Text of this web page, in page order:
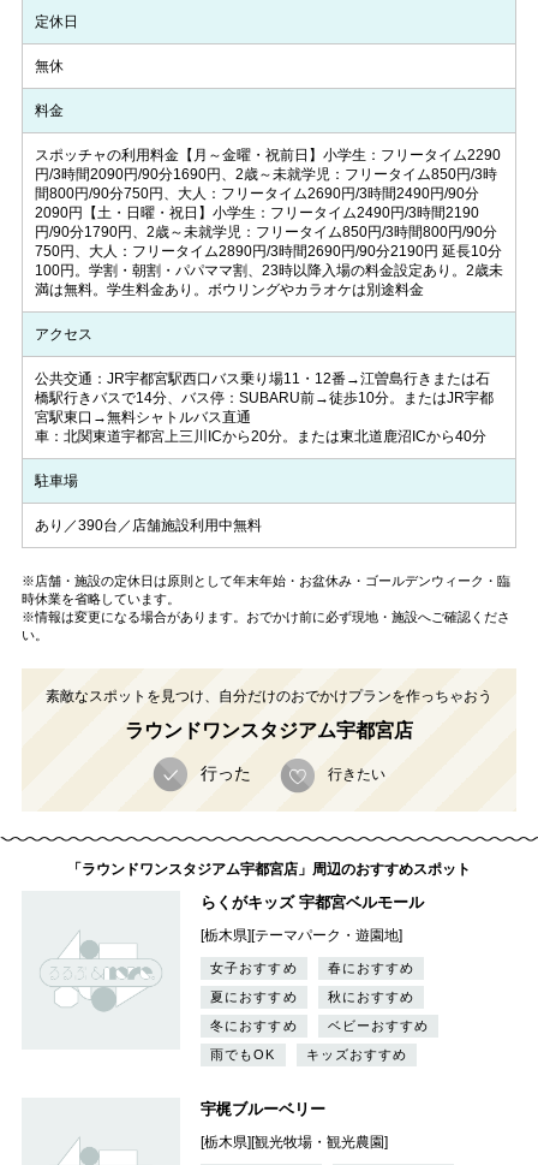
定休日
無休
料金
スポッチャの利用料金【月～金曜・祝前日】小学生：フリータイム2290
円/3時間2090円/90分1690円、2歳～未就学児：フリータイム850円/3時
間800円/90分750円、大人：フリータイム2690円/3時間2490円/90分
2090円【土・日曜・祝日】小学生：フリータイム2490円/3時間2190
円/90分1790円、2歳～未就学児：フリータイム850円/3時間800円/90分
750円、大人：フリータイム2890円/3時間2690円/90分2190円 延長10分
100円。学割・朝割・パパママ割、23時以降入場の料金設定あり。2歳未
満は無料。学生料金あり。ボウリングやカラオケは別途料金
アクセス
公共交通：JR宇都宮駅西口バス乗り場11・12番→江曽島行きまたは石
橋駅行きバスで14分、バス停：SUBARU前→徒歩10分。またはJR宇都
宮駅東口→無料シャトルバス直通
車：北関東道宇都宮上三川ICから20分。または東北道鹿沼ICから40分
駐車場
あり／390台／店舗施設利用中無料
※店舗・施設の定休日は原則として年末年始・お盆休み・ゴールデンウィーク・臨
時休業を省略しています。
※情報は変更になる場合があります。おでかけ前に必ず現地・施設へご確認くださ
い。
素敵なスポットを見つけ、自分だけのおでかけプランを作っちゃおう
ラウンドワンスタジアム宇都宮店
行った 行きたい
「ラウンドワンスタジアム宇都宮店」周辺のおすすめスポット
らくがキッズ 宇都宮ベルモール
[栃木県][テーマパーク・遊園地]
女子おすすめ
春におすすめ
夏におすすめ
秋におすすめ
冬におすすめ
ベビーおすすめ
雨でもOK
キッズおすすめ
宇梶ブルーベリー
[栃木県][観光牧場・観光農園]